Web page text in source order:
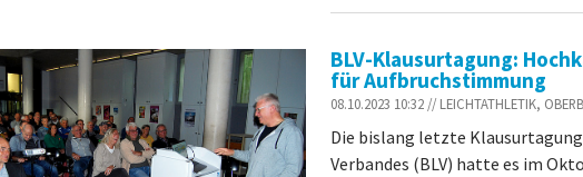
BLV-Klausurtagung:
für Aufbruchstimmung
08.10.2023 10:32 // LEICHTATHLETIK,
Die bislang letzte
Verbandes (BLV) hatte es im